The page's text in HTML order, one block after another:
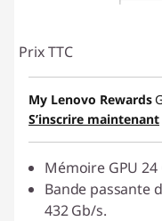
Prix TTC
My Lenovo Rewards
S’inscrire maintenant
Mémoire GPU 24
Bande passante
432 Gb/s.